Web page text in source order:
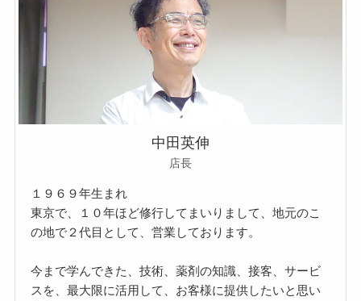
中田英伸
店長
１９６９年生まれ
東京で、１０年ほど修行してまいりまして、地元のこ
の地で２代目として、営業しております。
今まで学んできた、技術、薬剤の知識、接客、サービ
スを、最大限に活用して、お客様に提供したいと思い